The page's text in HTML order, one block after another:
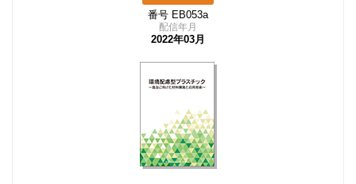
番号 EB053a
配信年月
2022年03月